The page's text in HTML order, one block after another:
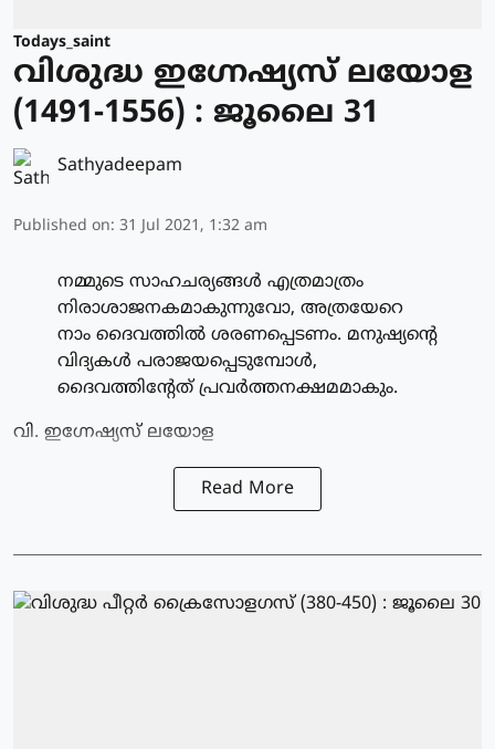
Todays_saint
വിശുദ്ധ ഇഗ്നേഷ്യസ് ലയോള
(1491-1556) : ജൂലൈ 31
Sathyadeepam
Published on: 31 Jul 2021, 1:32 am
നമ്മുടെ സാഹചര്യങ്ങള്‍ എത്രമാത്രം
നിരാശാജനകമാകുന്നുവോ, അത്രയേറെ
നാം ദൈവത്തില്‍ ശരണപ്പെടണം. മനുഷ്യന്റെ
വിദ്യകള്‍ പരാജയപ്പെടുമ്പോള്‍,
ദൈവത്തിന്റേത് പ്രവര്‍ത്തനക്ഷമമാകും.
വി. ഇഗ്നേഷ്യസ് ലയോള
Read More